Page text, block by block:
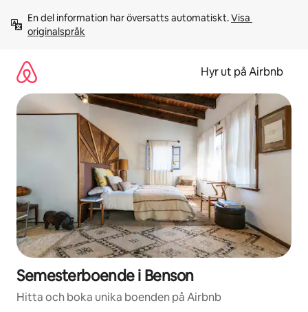
innehåll
En del information har översatts automatiskt. Visa
originalspråk
Hyr ut på Airbnb
Semesterboende i Benson
Hitta och boka unika boenden på Airbnb